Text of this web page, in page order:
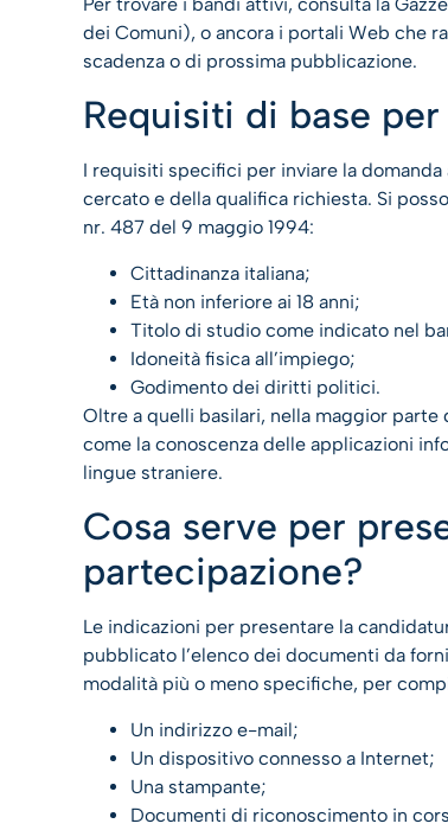
dei Comuni), o ancora i portali Web che
scadenza o di prossima pubblicazione.
Requisiti di base
I requisiti specifici per inviare la
cercato e della qualifica richiesta. Si
nr. 487 del 9 maggio 1994:
Cittadinanza italiana;
Età non inferiore ai 18 anni;
Titolo di studio come indicato nel
Idoneità fisica all’impiego;
Godimento dei diritti politici.
Oltre a quelli basilari, nella maggior
come la conoscenza delle applicazioni
lingue straniere.
Cosa serve per
partecipazione?
Le indicazioni per presentare la
pubblicato l’elenco dei documenti da
modalità più o meno specifiche, per
Un indirizzo e-mail;
Un dispositivo connesso a Internet;
Una stampante;
Documenti di riconoscimento in